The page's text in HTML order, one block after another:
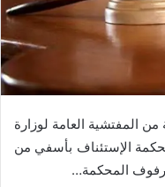
لجنة من المفتشية العامة لوزارة
الخميس 27 دجنبر بمحكمة الإستئناف بأسفي من
المحكمة…